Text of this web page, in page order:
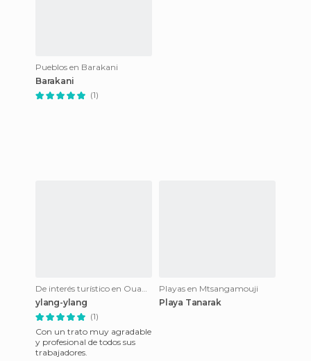
Pueblos en Barakani
Barakani
(1)
De interés turístico en Ouangani
ylang-ylang
(1)
Con un trato muy agradable
y profesional de todos sus
trabajadores.
Playas en Mtsangamouji
Playa Tanarak